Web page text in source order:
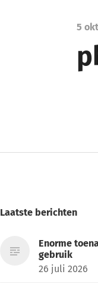
5
Laatste berichten
Enorme
gebruik
26 juli 2026